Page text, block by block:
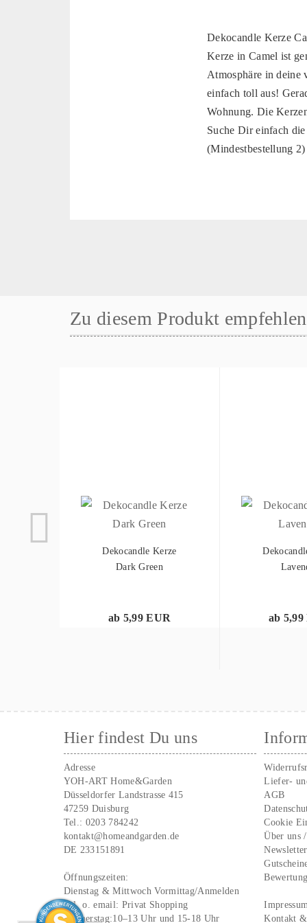
Dekocandle Kerze
Kerze in Camel ist
Atmosphäre in deine
einfach toll aus!
Wohnung. Die
Suche Dir einfach
(Mindestbestellung
Zu diesem Produkt
Dekocandle Kerze
Dark Green
ab 5,99 EUR ab
Hier findest Du uns
Adresse
YOH-ART Home&Garden
Düsseldorfer Landstrasse 415
47259 Duisburg
Tel.: 0203 784242
kontakt@homeandgarden.de
DE 233151891
Öffnungszeiten:
Dienstag & Mittwoch Vormittag/Anmelden
Tel. o. email: Privat Shopping
Donnerstag:10–13 Uhr und 15-18 Uhr
Liefer-
AGB
Cookie
Über uns
Newsletter
Kontakt